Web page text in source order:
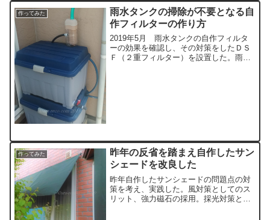
作ってみた
雨水タンクの掃除が不要となる自
作フィルターの作り方
2019年5月 雨水タンクの自作フィルタ
ーの効果を確認し、その対策をしたＤＳ
Ｆ（２重フィルター）を設置した。雨水
作ってみた
昨年の反省を踏まえ自作したサン
シェードを改良した
昨年自作したサンシェードの問題点の対
策を考え、実践した。風対策としてのス
リット、強力磁石の採用。採光対策とし